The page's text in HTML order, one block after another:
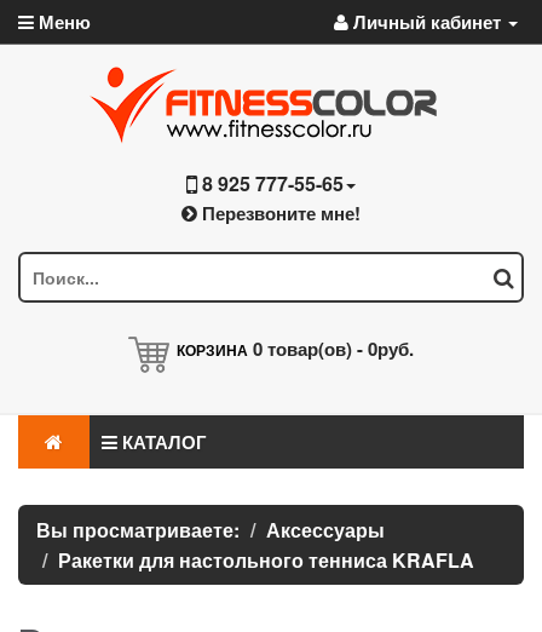
Меню Личный кабинет
8 925 777-55-65
Перезвоните мне!
КОРЗИНА 0товар(ов) -0руб.
КАТАЛОГ
Вы просматриваете:
Аксессуары
Ракетки для настольного тенниса KRAFLA